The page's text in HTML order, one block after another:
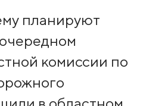
планируют
комиссии по